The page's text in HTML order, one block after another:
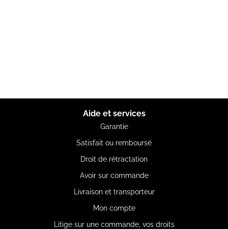
Aide et services
Garantie
Satisfait ou remboursé
Droit de rétractation
Avoir sur commande
Livraison et transporteur
Mon compte
Litige sur une commande, vos droits